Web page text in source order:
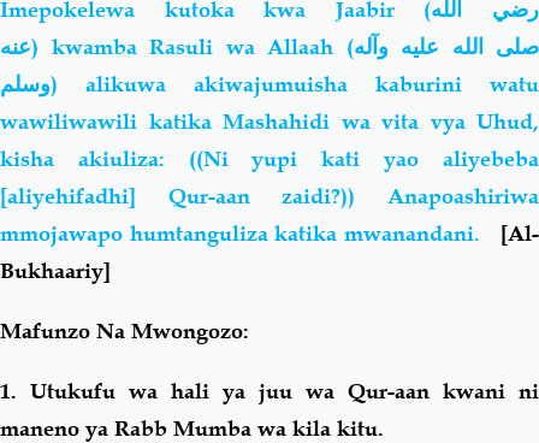
Imepokelewa kutoka kwa Jaabir (رضي الله
عنه) kwamba Rasuli wa Allaah (صلى الله عليه وآله
وسلم) alikuwa akiwajumuisha kaburini watu
wawiliwawili katika Mashahidi wa vita vya Uhud,
kisha akiuliza: ((Ni yupi kati yao aliyebeba
[aliyehifadhi] Qur-aan zaidi?)) Anapoashiriwa
mmojawapo humtanguliza katika mwanandani. [Al-
Bukhaariy]
Mafunzo Na Mwongozo:
1. Utukufu wa hali ya juu wa Qur-aan kwani ni
maneno ya Rabb Mumba wa kila kitu.